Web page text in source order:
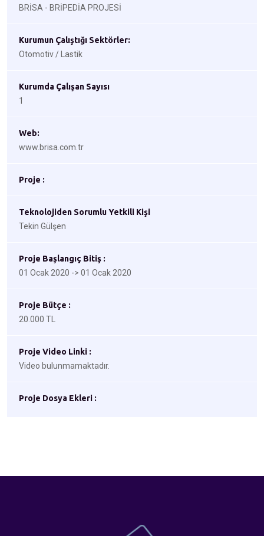
BRİSA - BRİPEDİA PROJESİ
Kurumun Çalıştığı Sektörler:
Otomotiv / Lastik
Kurumda Çalışan Sayısı
1
Web:
www.brisa.com.tr
Proje :
Teknolojiden Sorumlu Yetkili Kişi
Tekin Gülşen
Proje Başlangıç Bitiş :
01 Ocak 2020 -> 01 Ocak 2020
Proje Bütçe :
20.000 TL
Proje Video Linki :
Video bulunmamaktadır.
Proje Dosya Ekleri :